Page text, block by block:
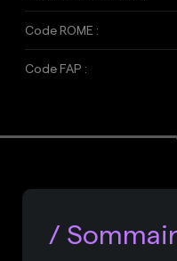
Code ROME :
Code FAP :